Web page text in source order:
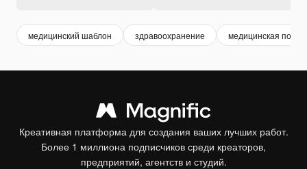
медицинский шаблон здравоохранение медицинская
Креативная платформа для создания ваших лучших работ.
Более 1 миллиона подписчиков среди креаторов,
предприятий, агентств и студий.